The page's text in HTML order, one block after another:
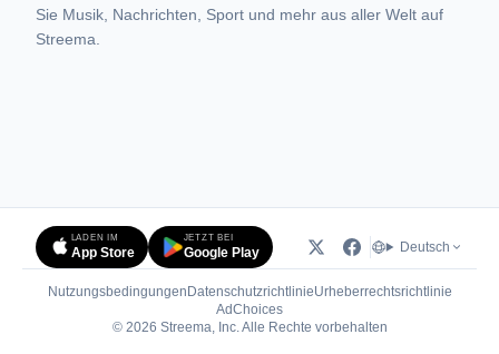
Sie Musik, Nachrichten, Sport und mehr aus aller Welt auf
Streema.
LADEN IM
App Store
JETZT BEI
Google Play Deutsch
Nutzungsbedingungen DatenschutzrichtlinieUrheberrechtsrichtlinie
AdChoices(öffnet in neuem Tab)
© 2026 Streema, Inc. Alle Rechte vorbehalten